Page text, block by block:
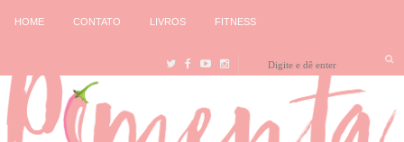
HOME CONTATO LIVROS FITNESS